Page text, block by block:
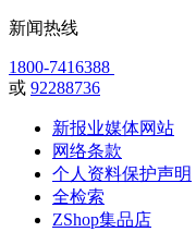
新闻热线
1800-7416388
或 92288736
新报业媒体网站
网络条款
个人资料保护声明
全检索
ZShop集品店